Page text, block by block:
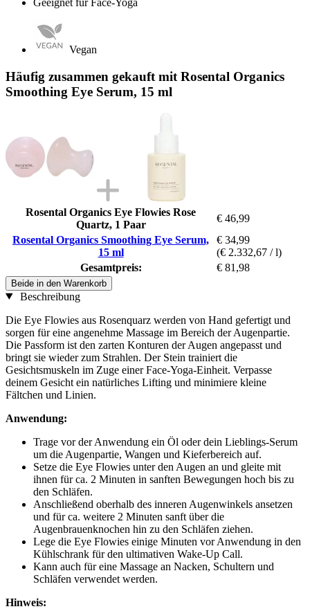
Geeignet für Face-Yoga
Vegan
Häufig zusammen gekauft mit Rosental Organics
Smoothing Eye Serum, 15 ml
Rosental Organics Eye Flowies Rose
Quartz, 1 Paar
€ 46,99
Rosental Organics Smoothing Eye Serum,
15 ml
€ 34,99
(€ 2.332,67 / l)
Gesamtpreis:
€ 81,98
Beide in den Warenkorb
Beschreibung
Die Eye Flowies aus Rosenquarz werden von Hand gefertigt und
sorgen für eine angenehme Massage im Bereich der Augenpartie.
Die Passform ist den zarten Konturen der Augen angepasst und
bringt sie wieder zum Strahlen. Der Stein trainiert die
Gesichtsmuskeln im Zuge einer Face-Yoga-Einheit. Verpasse
deinem Gesicht ein natürliches Lifting und minimiere kleine
Fältchen und Linien.
Anwendung:
Trage vor der Anwendung ein Öl oder dein Lieblings-Serum
um die Augenpartie, Wangen und Kieferbereich auf.
Setze die Eye Flowies unter den Augen an und gleite mit
ihnen für ca. 2 Minuten in sanften Bewegungen hoch bis zu
den Schläfen.
Anschließend oberhalb des inneren Augenwinkels ansetzen
und für ca. weitere 2 Minuten sanft über die
Augenbrauenknochen hin zu den Schläfen ziehen.
Lege die Eye Flowies einige Minuten vor Anwendung in den
Kühlschrank für den ultimativen Wake-Up Call.
Kann auch für eine Massage an Nacken, Schultern und
Schläfen verwendet werden.
Hinweis: